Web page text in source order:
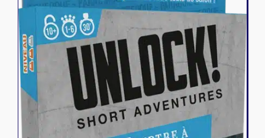
Naruto Mythos
Autres
Tapis de jeu